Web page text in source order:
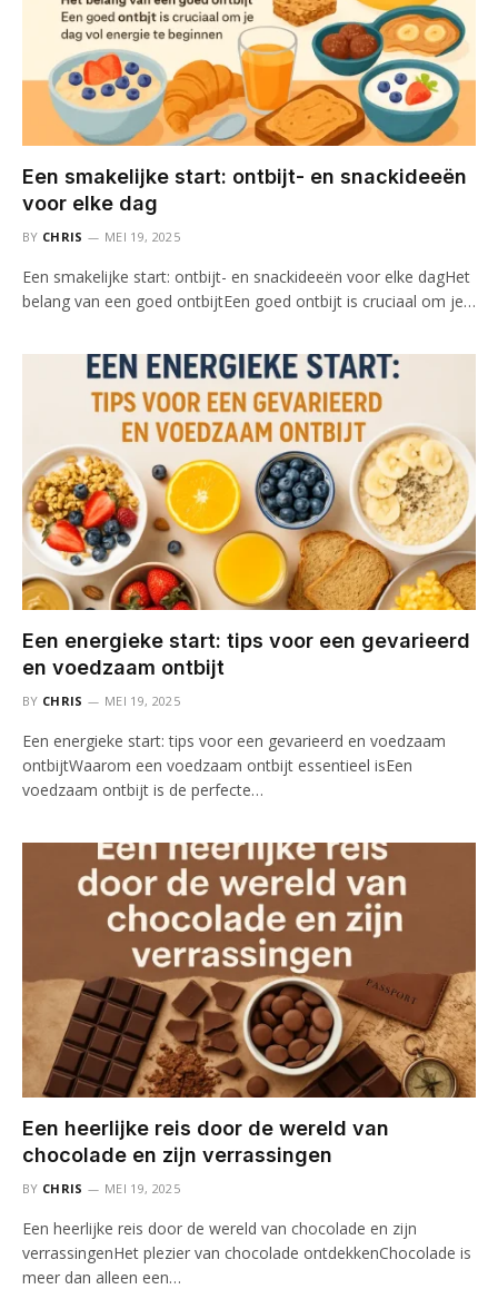
Een smakelijke start: ontbijt- en snackideeën
voor elke dag
BY CHRIS MEI 19, 2025
Een smakelijke start: ontbijt- en snackideeën voor elke dagHet
belang van een goed ontbijtEen goed ontbijt is cruciaal om je…
Een energieke start: tips voor een gevarieerd
en voedzaam ontbijt
BY CHRIS MEI 19, 2025
Een energieke start: tips voor een gevarieerd en voedzaam
ontbijtWaarom een voedzaam ontbijt essentieel isEen
voedzaam ontbijt is de perfecte…
Een heerlijke reis door de wereld van
chocolade en zijn verrassingen
BY CHRIS MEI 19, 2025
Een heerlijke reis door de wereld van chocolade en zijn
verrassingenHet plezier van chocolade ontdekkenChocolade is
meer dan alleen een…